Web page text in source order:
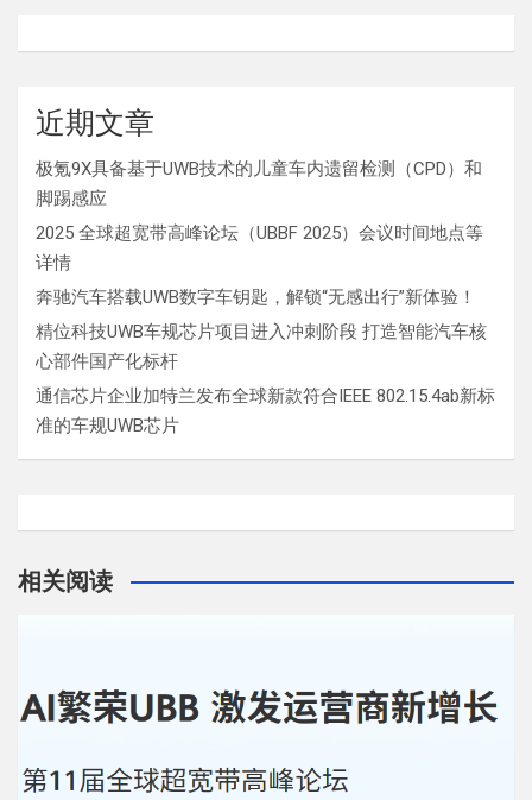
近期文章
极氪9X具备基于UWB技术的儿童车内遗留检测（CPD）和
脚踢感应
2025 全球超宽带高峰论坛（UBBF 2025）会议时间地点等
详情
奔驰汽车搭载UWB数字车钥匙，解锁“无感出行”新体验！
精位科技UWB车规芯片项目进入冲刺阶段 打造智能汽车核
心部件国产化标杆
通信芯片企业加特兰发布全球新款符合IEEE 802.15.4ab新标
准的车规UWB芯片
相关阅读